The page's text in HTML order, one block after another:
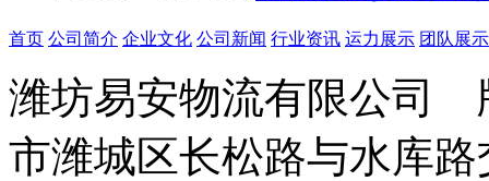
首页 公司简介 企业文化 公司新闻 行业资讯 运力展示 团队展示
潍坊易安物流有限公
市潍城区长松路与水库